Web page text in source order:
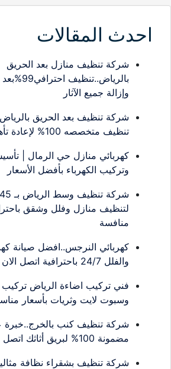
احدث المقالات
شركة تنظيف منازل بعد الحريق
بالرياض..تنظيف
وإزالة جميع الآثار
شركة تنظيف بعد الحريق
تنظيف متخصصه 100% لإعادة تأهيل المنازل
كهربائي منازل حي الرمال |
وتركيب الكهرباء بأفضل الأسعار
لتنظيف منازل وفلل وشقق
منافسة
كهربائي النرجس..افضل صيانة
والفلل 24/7 باحترافية اتصل الان
فني تركيب اضاءة الرياض تركيب
وسبوت لايت وثريات بأسعار
شركة تنظيف كنب بالخرج..خبرة
مضمونة 100% لبريق أثاثك اتصل الان